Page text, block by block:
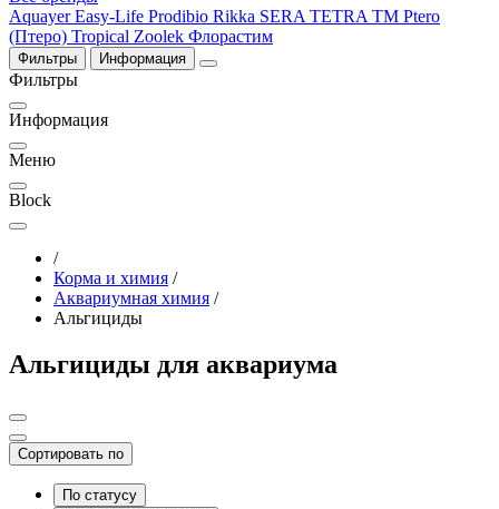
AquayerEasy-Life Prodibio Rikka SERA TETRA TM Ptero
(Птеро) Tropical Zoolek Флорастим
Фильтры Информация
Фильтры
Информация
Меню
Block
/
Корма и химия /
Аквариумная химия /
Альгициды
Альгициды для аквариума
Сортировать по
По статусу